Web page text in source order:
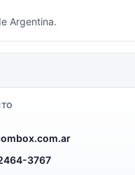
Argentina.
3767